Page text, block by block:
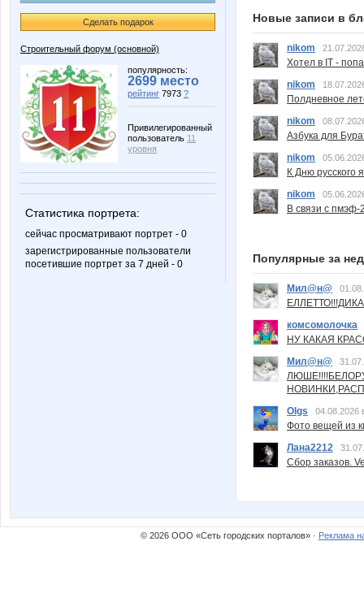
Сделать подарок
Строительный форум (основной)
популярность:
2699 место
рейтинг 7973 ?
Привилегированный
пользователь 11
уровня
Статистика портрета:
сейчас просматривают портрет - 0
зарегистрированные пользователи
посетившие портрет за 7 дней - 0
Новые записи в
nikom
Хотел в IT -
nikom
Полдневное
nikom
Азбука для
nikom
К Дню русского
nikom
В связи с пмэф-
Популярные за
Мил@н@
комсомолочка
НУ КАКАЯ
Мил@н@
Olgs
04.08.2026
Фото вещей из
Лана2212
Сбор заказов.
© 2026 ООО «Сеть городских порталов» · Реклама